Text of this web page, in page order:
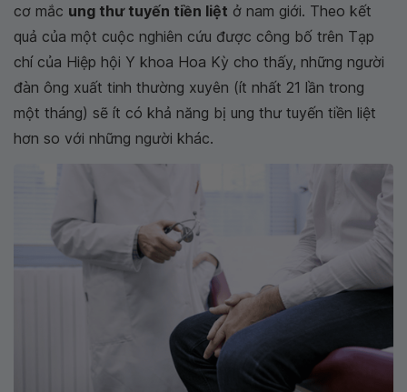
cơ mắc ung thư tuyến tiền liệt ở nam giới. Theo kết
quả của một cuộc nghiên cứu được công bố trên Tạp
chí của Hiệp hội Y khoa Hoa Kỳ cho thấy, những người
đàn ông xuất tinh thường xuyên (ít nhất 21 lần trong
một tháng) sẽ ít có khả năng bị ung thư tuyến tiền liệt
hơn so với những người khác.